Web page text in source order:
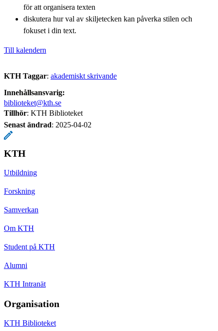
för att organisera texten
diskutera hur val av skiljetecken kan påverka stilen och
fokuset i din text.
Till kalendern
KTH Taggar: akademiskt skrivande
Innehållsansvarig:
biblioteket@kth.se
Tillhör: KTH Biblioteket
Senast ändrad: 2025-04-02
KTH
Utbildning
Forskning
Samverkan
Om KTH
Student på KTH
Alumni
KTH Intranät
Organisation
KTH Biblioteket